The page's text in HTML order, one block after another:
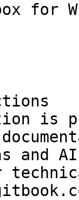
for
is
and